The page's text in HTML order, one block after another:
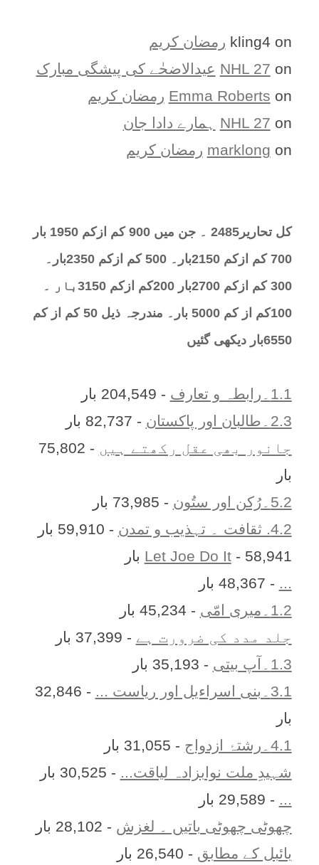
kling4 on
رمضان کریم
NHL 27 on
عیدالاضحٰے کی پیشگی مبارک
Emma Roberts on
رمضان کریم
NHL 27 on
ہمارے دادا جان
marklong on رمضان کریم
کل تحارير2485 ۔ جن میں 900 کم ازکم 1950 بار
700 کم ازکم 2150بار۔ 500 کم ازکم 2350بار۔
300 کم ازکم 2700بار 200کم ازکم 3150بار ۔
100کم از کم 5000 بار۔ مندرجہ ذیل 50 کم از کم
6550بار دیکھی گئیں
1.1۔رابطہ و تعارف
- 204,549 بار
2.3۔طالبان اور پاکستان
- 82,737 بار
جانور بھی عقل رکھتے ہیں
- 75,802
بار
5.2۔رُکن اور ستُون
- 73,985 بار
4.2. ثقافت ۔ تہذیب و تمدن
- 59,910 بار
Let Joe Do It- 58,941 بار
... - 48,367 بار
1.2۔میری امّی
- 45,234 بار
جلد مدد کی ضرورت ہے - 37,399 بار
1.3۔آپ بیتی
- 35,193 بار
3.1۔بنی اسراءیل اور ریاست ...
- 32,846
بار
4.1۔رشتۂ ازدواج
- 31,055 بار
شہیدِ ملت نوابزادہ لیاقت... - 30,525 بار
... - 29,589 بار
چھوٹی چھوٹی باتیں ۔ لغزش - 28,102 بار
بائبل کے مطابق - 26,540 بار